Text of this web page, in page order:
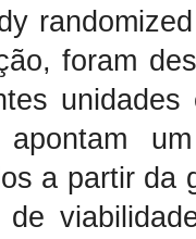
foram
apontam
a partir da